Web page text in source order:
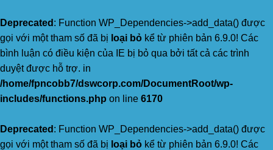
Deprecated : Function WP_Dependencies->add_data() được
gọi với một tham số đã bị loại bỏ kể từ phiên bản 6.9.0! Các
bình luận có điều kiện của IE bị bỏ qua bởi tất cả các trình
duyệt được hỗ trợ. in
/home/fpncobb7/dswcorp.com/DocumentRoot/wp-
includes/functions.php on line 6170
Deprecated : Function WP_Dependencies->add_data() được
gọi với một tham số đã bị loại bỏ kể từ phiên bản 6.9.0! Các